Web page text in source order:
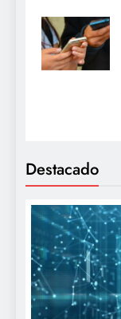
Destacado